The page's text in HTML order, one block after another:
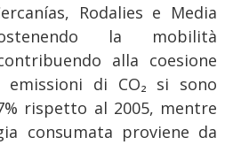
Rodalies e Media
la mobilità
alla coesione
di CO₂ si sono
rispetto al 2005, mentre
consumata proviene da